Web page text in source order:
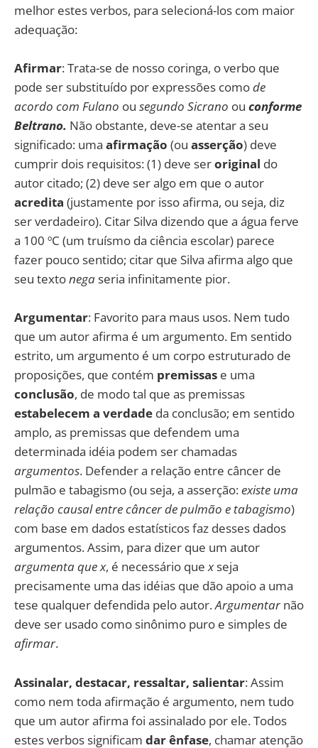
melhor estes verbos, para selecioná-los com maior
adequação:
Afirmar: Trata-se de nosso coringa, o verbo que
pode ser substituído por expressões comode
acordo com Fulano ou segundo Sicrano ou conforme
Beltrano. Não obstante, deve-se atentar a seu
significado: uma afirmação (ou asserção) deve
cumprir dois requisitos: (1) deve seroriginal do
autor citado; (2) deve ser algo em que o autor
acredita (justamente por isso afirma, ou seja, diz
ser verdadeiro). Citar Silva dizendo que a água ferve
a 100 ºC (um truísmo da ciência escolar) parece
fazer pouco sentido; citar que Silva afirma algo que
seu textonegaseria infinitamente pior.
Argumentar: Favorito para maus usos. Nem tudo
que um autor afirma é um argumento. Em sentido
estrito, um argumento é um corpo estruturado de
proposições, que contém premissas e uma
conclusão, de modo tal que as premissas
estabelecem a verdade da conclusão; em sentido
amplo, as premissas que defendem uma
determinada idéia podem ser chamadas
argumentos. Defender a relação entre câncer de
pulmão e tabagismo (ou seja, a asserção:existe uma
relação causal entre câncer de pulmão e tabagismo)
com base em dados estatísticos faz desses dados
argumentos. Assim, para dizer que um autor
argumenta que x, é necessário quexseja
precisamente uma das idéias que dão apoio a uma
tese qualquer defendida pelo autor.Argumentarnão
deve ser usado como sinônimo puro e simples de
afirmar.
Assinalar, destacar, ressaltar, salientar: Assim
como nem toda afirmação é argumento, nem tudo
que um autor afirma foi assinalado por ele. Todos
estes verbos significam dar ênfase, chamar atenção